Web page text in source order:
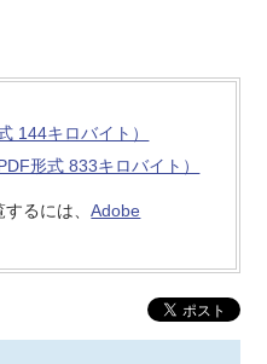
144キロバイト）
形式 833キロバイト）
するには、Adobe